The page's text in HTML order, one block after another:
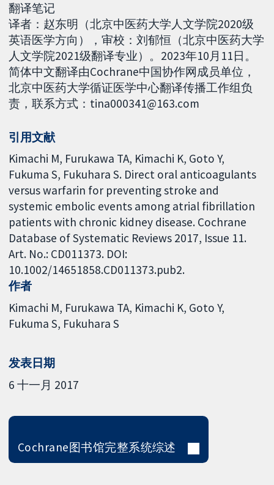
翻译笔记
译者：赵东明（北京中医药大学人文学院2020级
英语医学方向），审校：刘郁恒（北京中医药大学
人文学院2021级翻译专业）。2023年10月11日。
简体中文翻译由Cochrane中国协作网成员单位，
北京中医药大学循证医学中心翻译传播工作组负
责，联系方式：tina000341@163.com
引用文献
Kimachi M, Furukawa TA, Kimachi K, Goto Y,
Fukuma S, Fukuhara S. Direct oral anticoagulants
versus warfarin for preventing stroke and
systemic embolic events among atrial fibrillation
patients with chronic kidney disease. Cochrane
Database of Systematic Reviews 2017, Issue 11.
Art. No.: CD011373. DOI:
10.1002/14651858.CD011373.pub2.
作者
Kimachi M Furukawa TA Kimachi K Goto Y
Fukuma S Fukuhara S
发表日期
6 十一月 2017
Cochrane图书馆完整系统综述